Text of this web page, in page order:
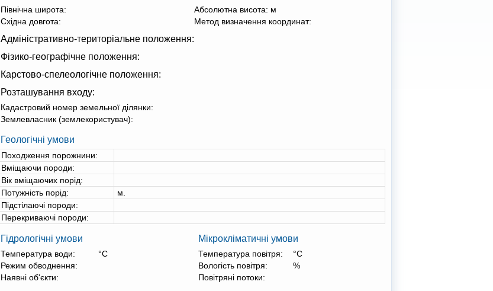
Північна широта: Абсолютна висота: м
Східна довгота:
Метод визначення координат:
Адміністративно-територіальне положення:
Фізико-географічне положення:
Карстово-спелеологічне положення:
Розташування входу:
Кадастровий номер земельної ділянки:
Землевласник (землекористувач):
Геологічні умови
Походження порожнини:
Вміщаючи породи:
Вік вміщаючих порід:
Потужність порід:
м.
Підстілаючі породи:
Перекриваючі породи:
Гідрологічні умови
Температура води:
°С
Режим обводнення:
Наявні об'єкти:
Мікрокліматичні умови
Температура повітря:
°С
Вологість повітря:
%
Повітряні потоки: